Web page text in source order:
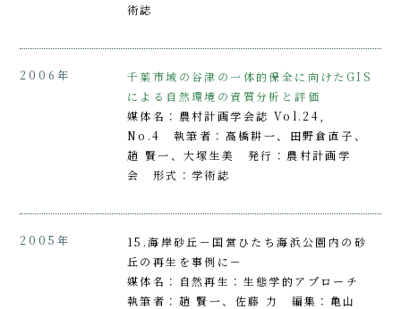
術誌
2006年
千葉市域の谷津の一体的保全に向けたGIS
による自然環境の資質分析と評価
媒体名：農村計画学会誌 Vol.24,
No.4 執筆者：高橋耕一、田野倉直子、
趙 賢一、大塚生美 発行：農村計画学
会 形式：学術誌
2005年
15.海岸砂丘－国営ひたち海浜公園内の砂
丘の再生を事例に－
媒体名：自然再生：生態学的アプローチ
執筆者：趙 賢一、佐藤 力 編集：亀山